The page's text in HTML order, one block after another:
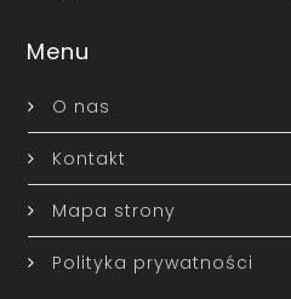
Menu
O nas
Kontakt
Mapa strony
Polityka prywatności